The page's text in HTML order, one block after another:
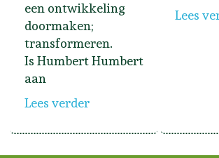
een ontwikkeling
doormaken;
transformeren.
Is Humbert Humbert
aan
Lees verder
Lees